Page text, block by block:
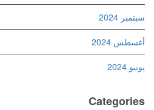
سبتمبر 2024
أغسطس 2024
يونيو 2024
Categories